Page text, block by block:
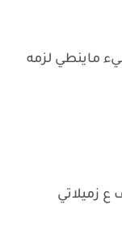
ماينطي لزمه
ع زميلاتي